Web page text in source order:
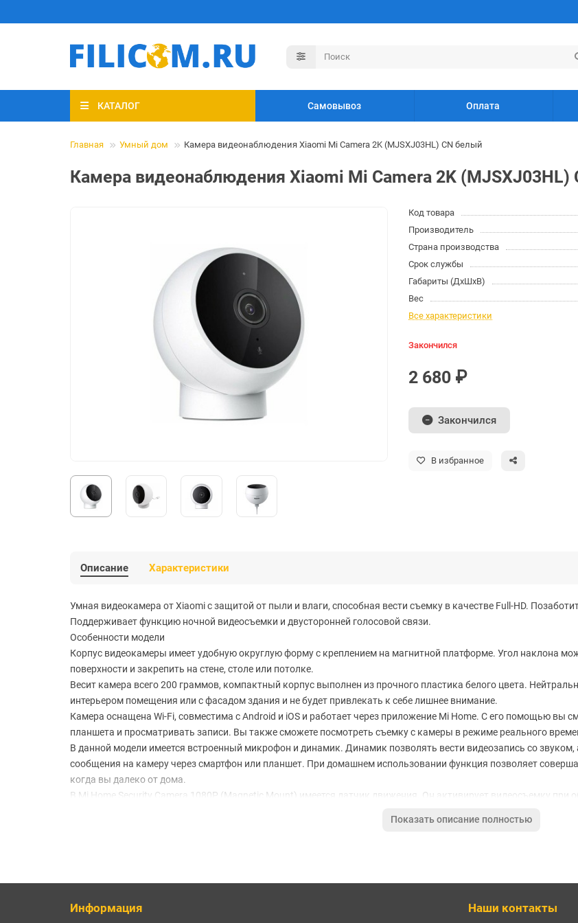
КАТАЛОГ Самовывоз Оплата
Главная Умный дом Камера видеонаблюдения Xiaomi Mi Camera 2K (MJSXJ03HL) CN белый
Камера видеонаблюдения Xiaomi Mi Camera 2K (MJSXJ03HL)
Код товара
Производитель
Страна производства
Срок службы
Габариты (ДхШхВ)
Вес
Все характеристики
Закончился
2 680 ₽
Закончился
В избранное
Описание Характеристики
Умная видеокамера от Xiaomi с защитой от пыли и влаги, способная вести съемку в качестве Full-HD.
Поддерживает функцию ночной видеосъемки и двусторонней голосовой связи.
Особенности модели
Корпус видеокамеры имеет удобную округлую форму с креплением на магнитной платформе. Угол наклона
поверхности и закрепить на стене, столе или потолке.
Весит камера всего 200 граммов, компактный корпус выполнен из прочного пластика белого цвета.
интерьером помещения или с фасадом здания и не будет привлекать к себе лишнее внимание.
Камера оснащена Wi-Fi, совместима с Android и iOS и работает через приложение Mi Home. С его помощью вы
планшета и просматривать записи. Вы также сможете посмотреть съемку с камеры в режиме реального
В данной модели имеется встроенный микрофон и динамик. Динамик позволять вести видеозапись со
сообщения на камеру через смартфон или планшет. При домашнем использовании функция позволяет
когда вы далеко от дома.
В Mi Home Security Camera 1080P (Magnetic Mount) имеется датчик движения. Он активирует видеосъемку
Угол обзора Mi Home Security Camera 1080P (Magnetic Mount) составляет 120 градусов. Вы не упустите ни
Показать описание полностью
Информация Наши контакты